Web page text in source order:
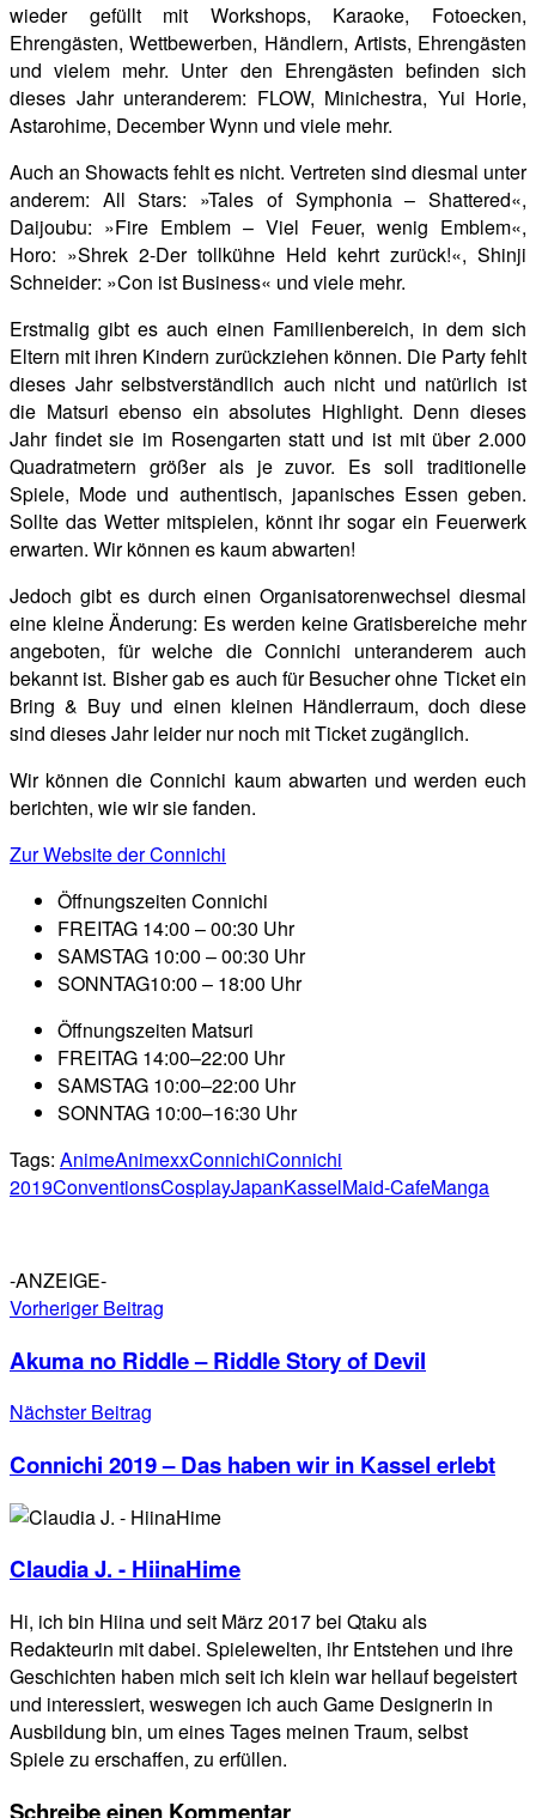
wieder gefüllt mit Workshops, Karaoke, Fotoecken,
Ehrengästen, Wettbewerben, Händlern, Artists, Ehrengästen
und vielem mehr. Unter den Ehrengästen befinden sich
dieses Jahr unteranderem: FLOW, Minichestra, Yui Horie,
Astarohime, December Wynn und viele mehr.
Auch an Showacts fehlt es nicht. Vertreten sind diesmal unter
anderem: All Stars: »Tales of Symphonia – Shattered«,
Daijoubu: »Fire Emblem – Viel Feuer, wenig Emblem«,
Horo: »Shrek 2-Der tollkühne Held kehrt zurück!«, Shinji
Schneider: »Con ist Business« und viele mehr.
Erstmalig gibt es auch einen Familienbereich, in dem sich
Eltern mit ihren Kindern zurückziehen können. Die Party fehlt
dieses Jahr selbstverständlich auch nicht und natürlich ist
die Matsuri ebenso ein absolutes Highlight. Denn dieses
Jahr findet sie im Rosengarten statt und ist mit über 2.000
Quadratmetern größer als je zuvor. Es soll traditionelle
Spiele, Mode und authentisch, japanisches Essen geben.
Sollte das Wetter mitspielen, könnt ihr sogar ein Feuerwerk
erwarten. Wir können es kaum abwarten!
Jedoch gibt es durch einen Organisatorenwechsel diesmal
eine kleine Änderung: Es werden keine Gratisbereiche mehr
angeboten, für welche die Connichi unteranderem auch
bekannt ist. Bisher gab es auch für Besucher ohne Ticket ein
Bring & Buy und einen kleinen Händlerraum, doch diese
sind dieses Jahr leider nur noch mit Ticket zugänglich.
Wir können die Connichi kaum abwarten und werden euch
berichten, wie wir sie fanden.
Zur Website der Connichi
Öffnungszeiten Connichi
FREITAG 14:00 – 00:30 Uhr
SAMSTAG 10:00 – 00:30 Uhr
SONNTAG10:00 – 18:00 Uhr
Öffnungszeiten Matsuri
FREITAG 14:00–22:00 Uhr
SAMSTAG 10:00–22:00 Uhr
SONNTAG 10:00–16:30 Uhr
Tags: AnimeAnimexxConnichiConnichi
2019ConventionsCosplayJapanKasselMaid-CafeManga
-ANZEIGE-
Vorheriger Beitrag
Akuma no Riddle – Riddle Story of Devil
Nächster Beitrag
Connichi 2019 – Das haben wir in Kassel erlebt
Claudia J. - HiinaHime
Hi, ich bin Hiina und seit März 2017 bei Qtaku als
Redakteurin mit dabei. Spielewelten, ihr Entstehen und ihre
Geschichten haben mich seit ich klein war hellauf begeistert
und interessiert, weswegen ich auch Game Designerin in
Ausbildung bin, um eines Tages meinen Traum, selbst
Spiele zu erschaffen, zu erfüllen.
Schreibe einen Kommentar